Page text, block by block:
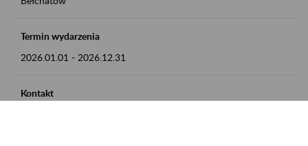
Termin wydarzenia
2026.01.01 - 2026.12.31
Kontakt